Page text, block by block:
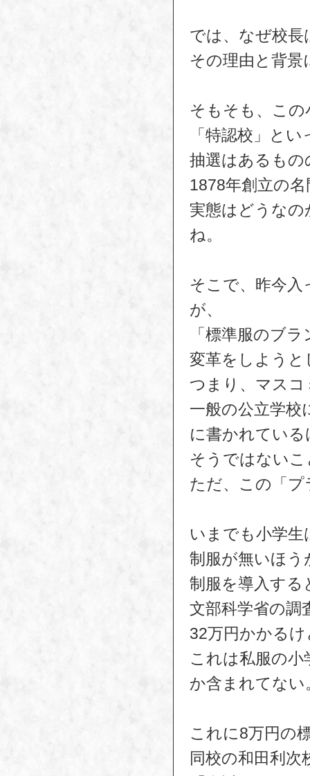
では、なぜ校
その理由と背
そもそも、こ
「特認校」と
抽選はあるもの
1878年創立の
実態はどうな
ね。
そこで、昨今
が、
「標準服のブ
変革をしようと
つまり、マス
一般の公立学校
に書かれている
そうではない
ただ、この「
いまでも小学
制服が無いほ
制服を導入する
文部科学省の調
32万円かかるけ
これは私服の
か含まれてない
これに8万円の
同校の和田利次